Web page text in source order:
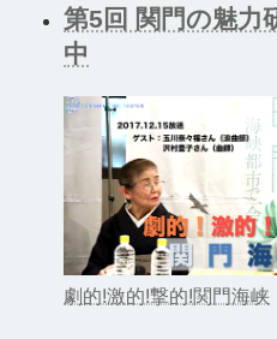
第5回 関門の魅力
中
劇的!激的!撃的!関門海峡